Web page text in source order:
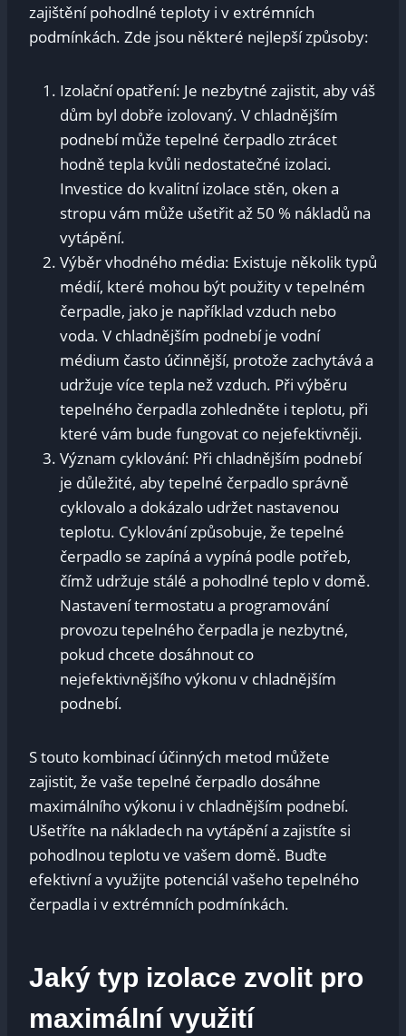
zajištění pohodlné teploty i v extrémních
podmínkách. Zde jsou některé nejlepší způsoby:
Izo­lační opatření: Je nezbytné zajistit, aby váš
dům byl dobře izolovaný. V chladnějším
podnebí může tepelné čerpadlo ztrácet
hodně tepla kvůli nedostatečné izolaci.
Investice do kvalitní izolace stěn, oken a
stropu vám může ušetřit až 50 % nákladů na
vytápění.
Výběr vhodného média: Existuje několik typů
médií, které mohou být použity v tepelném
čerpadle, jako je například vzduch nebo
voda. V chladnějším podnebí je vodní
médium často účinnější, protože zachytává a
udržuje více tepla než vzduch. Při výběru
tepelného čerpadla zohledněte i teplotu, při
které vám bude fungovat co nejefektivněji.
Význam cyklování: Při chladnějším podnebí
je důležité, aby tepelné čerpadlo správně
cyklovalo a dokázalo udržet nastavenou
teplotu. Cyklování způsobuje, že tepelné
čerpadlo se zapíná a vypíná podle potřeb,
čímž udržuje stálé a pohodlné teplo v domě.
Nastavení termostatu a programování
provozu tepelného čerpadla je nezbytné,
pokud chcete dosáhnout co
nejefektivnějšího výkonu v chladnějším
podnebí.
S touto kombinací účinných metod můžete
zajistit, že vaše tepelné čerpadlo dosáhne
maximálního výkonu i v chladnějším podnebí.
Ušetříte na nákladech na vytápění a zajistíte si
pohodlnou teplotu ve vašem domě. Buďte
efektivní a využijte potenciál vašeho tepelného
čerpadla i v extrémních podmínkách.
Jaký typ izolace zvolit pro
maximální využití